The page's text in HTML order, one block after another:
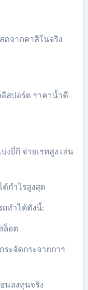
ดจากคาสิโนจริง
สปอร์ต ราคาน้ำดี
ยี่กี จ่ายเรทสูง เล่น
ด้กำไรสูงสุด
ทำได้ดังนี้:
ล็อต
ระจัดกระจายการ
นลงทุนจริง